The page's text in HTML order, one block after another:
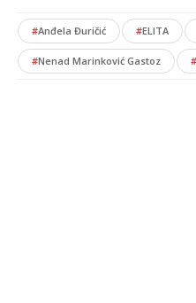
#Anđela Đuričić #ELITA
#Nenad Marinković Gastoz #